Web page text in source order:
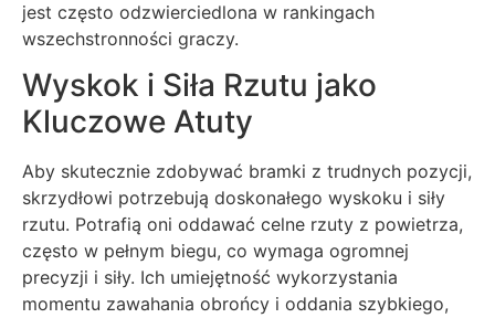
jest często odzwierciedlona w rankingach
wszechstronności graczy.
Wyskok i Siła Rzutu jako
Kluczowe Atuty
Aby skutecznie zdobywać bramki z trudnych pozycji,
skrzydłowi potrzebują doskonałego wyskoku i siły
rzutu. Potrafią oni oddawać celne rzuty z powietrza,
często w pełnym biegu, co wymaga ogromnej
precyzji i siły. Ich umiejętność wykorzystania
momentu zawahania obrońcy i oddania szybkiego,